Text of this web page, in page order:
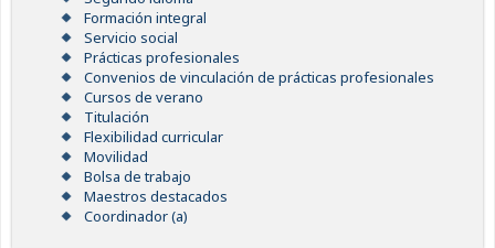
Formación integral
Servicio social
Prácticas profesionales
Convenios de vinculación de prácticas profesionales
Cursos de verano
Titulación
Flexibilidad curricular
Movilidad
Bolsa de trabajo
Maestros destacados
Coordinador (a)